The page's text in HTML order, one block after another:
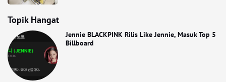
Topik Hangat
Jennie BLACKPINK Rilis Like Jennie, Masuk Top 5
Billboard